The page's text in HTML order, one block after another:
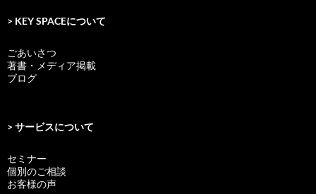
> KEY SPACEについて
ごあいさつ
著書・メディア掲載
ブログ
> サービスについて
セミナー
個別のご相談
お客様の声